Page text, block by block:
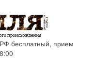
бесплатный, прием